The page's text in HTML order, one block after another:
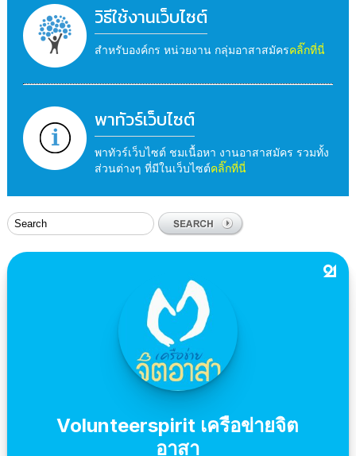
วิธีใช้งานเว็บไซต์
สำหรับองค์กร หน่วยงาน กลุ่มอาสาสมัครคลิ๊กที่นี่
พาทัวร์เว็บไซต์
พาทัวร์เว็บไซต์ ชมเนื้อหา งานอาสาสมัคร รวมทั้ง
ส่วนต่างๆ ที่มีในเว็บไซต์คลิ๊กที่นี่